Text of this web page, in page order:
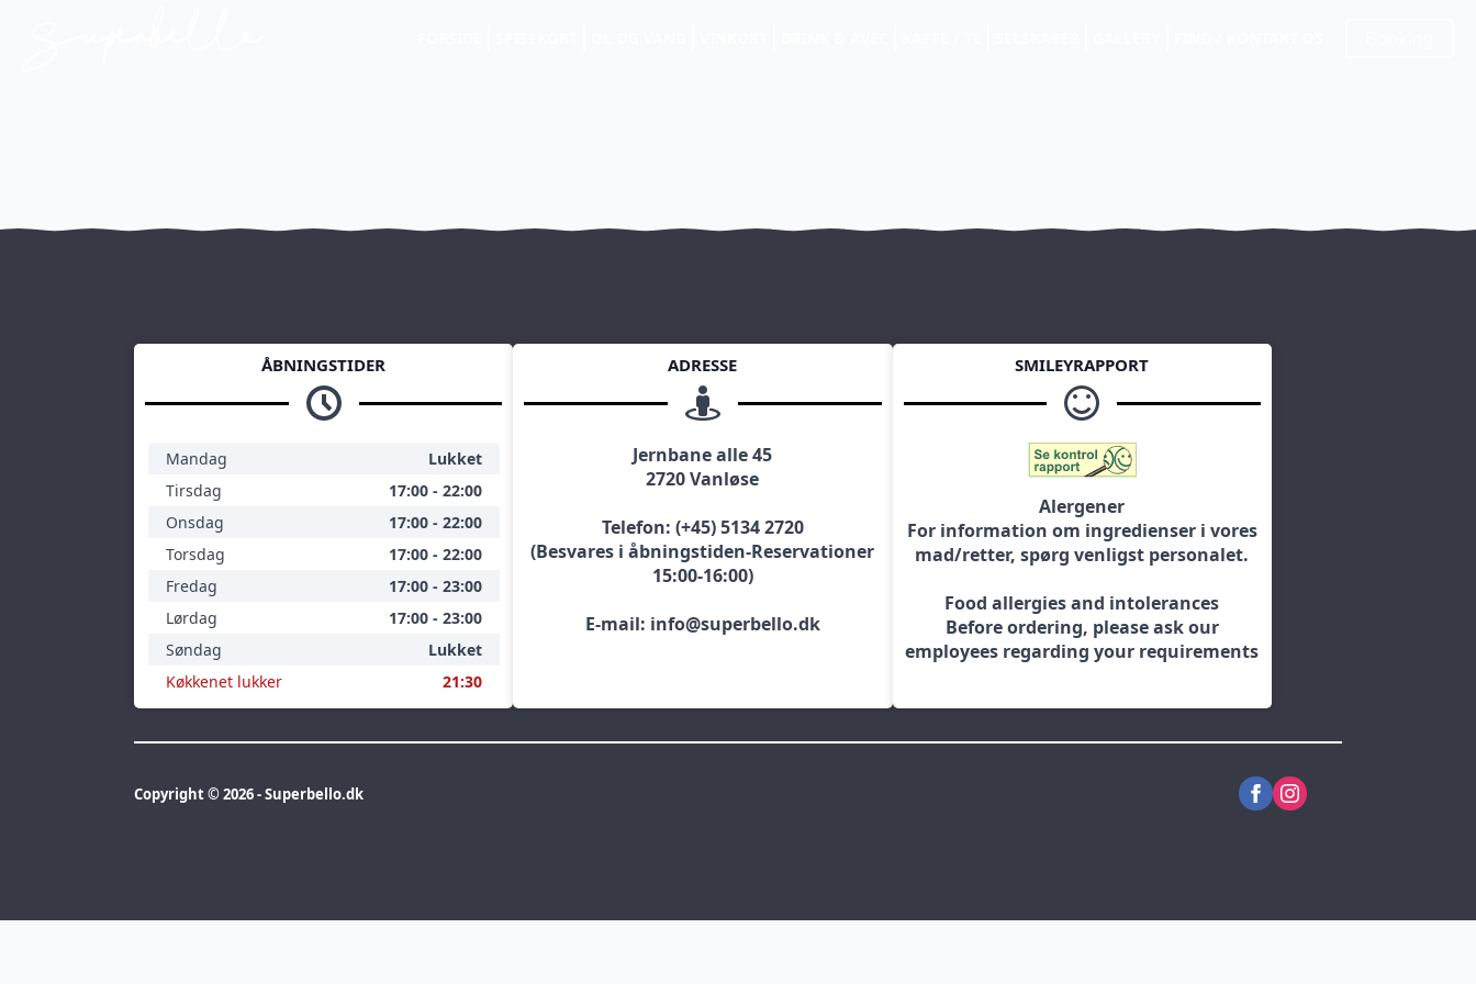
ÅBNINGSTIDER
Mandag
Lukket
Tirsdag
17:00 - 22:00
Onsdag
17:00 - 22:00
Torsdag
17:00 - 22:00
Fredag
17:00 - 23:00
Lørdag
17:00 - 23:00
Søndag
Lukket
Køkkenet lukker
21:30
ADRESSE
Jernbane alle 45
2720 Vanløse
Telefon: (+45) 5134 2720
(Besvares i åbningstiden-Reservationer
15:00-16:00)
E-mail: info@superbello.dk
SMILEYRAPPORT
Alergener
For information om ingredienser i vores
mad/retter, spørg venligst personalet.
Food allergies and intolerances
Before ordering, please ask our
employees regarding your requirements
Copyright © 2026 - Superbello.dk